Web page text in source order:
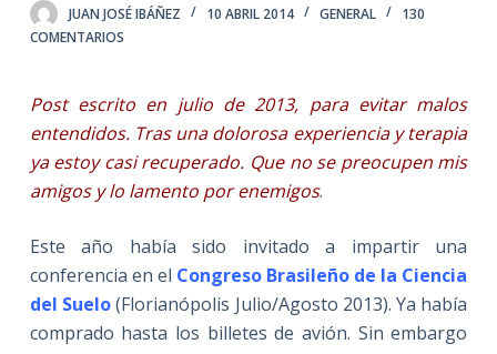
d
JUAN JOSÉ IBÁÑEZ 10 ABRIL 2014 GENERAL
130
COMENTARIOS
Post escrito en julio de 2013, para evitar malos
entendidos. Tras una dolorosa experiencia y terapia
ya estoy casi recuperado. Que no se preocupen mis
amigos y lo lamento por enemigos.
Este año había sido invitado a impartir una
conferencia en el Congreso Brasileño de la Ciencia
del Suelo(Florianópolis Julio/Agosto 2013). Ya había
comprado hasta los billetes de avión. Sin embargo